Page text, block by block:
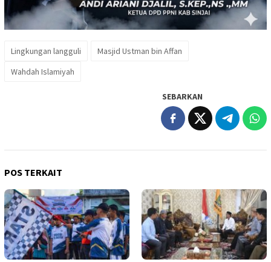
Lingkungan langguli
Masjid Ustman bin Affan
Wahdah Islamiyah
SEBARKAN
POS TERKAIT